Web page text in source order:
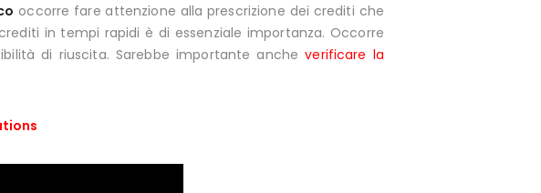
occorre fare attenzione alla prescrizione dei crediti che
in tempi rapidi è di essenziale importanza. Occorre
di riuscita. Sarebbe importante ancheverificare la